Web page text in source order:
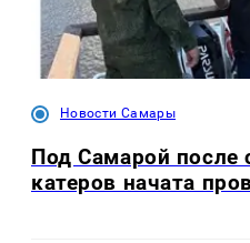
Новости Самары
Под Самарой после
катеров начата